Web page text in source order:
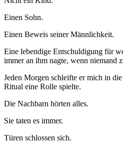
Einen Sohn.
Einen Beweis seiner Männlichkeit.
Eine lebendige Entschuldigung für
immer an ihm nagte, wenn niemand
Jeden Morgen schleifte er mich in
Ritual eine Rolle spielte.
Die Nachbarn hörten alles.
Sie taten es immer.
Türen schlossen sich.